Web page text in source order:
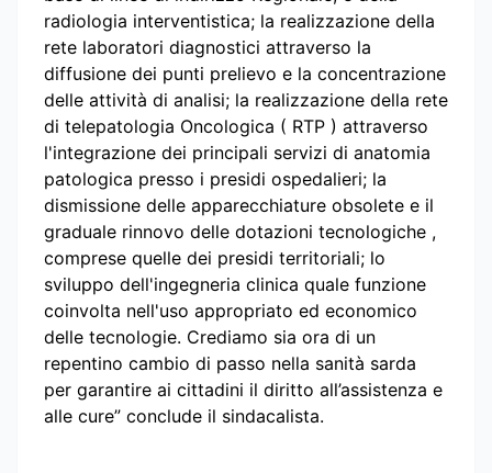
radiologia interventistica; la realizzazione della
rete laboratori diagnostici attraverso la
diffusione dei punti prelievo e la concentrazione
delle attività di analisi; la realizzazione della rete
di telepatologia Oncologica ( RTP ) attraverso
l'integrazione dei principali servizi di anatomia
patologica presso i presidi ospedalieri; la
dismissione delle apparecchiature obsolete e il
graduale rinnovo delle dotazioni tecnologiche ,
comprese quelle dei presidi territoriali; lo
sviluppo dell'ingegneria clinica quale funzione
coinvolta nell'uso appropriato ed economico
delle tecnologie. Crediamo sia ora di un
repentino cambio di passo nella sanità sarda
per garantire ai cittadini il diritto all’assistenza e
alle cure” conclude il sindacalista.